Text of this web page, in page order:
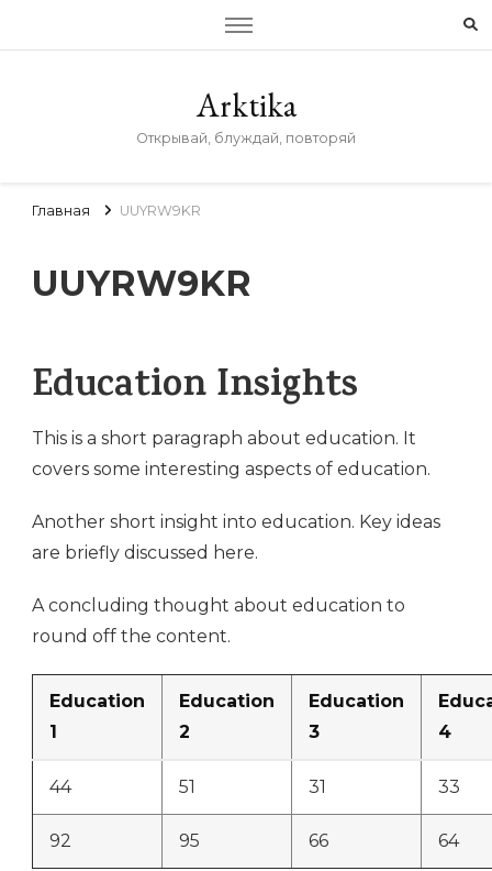
Arktika
Открывай, блуждай, повторяй
Главная UUYRW9KR
UUYRW9KR
Education Insights
This is a short paragraph about education. It
covers some interesting aspects of education.
Another short insight into education. Key ideas
are briefly discussed here.
A concluding thought about education to
round off the content.
Education
1
Education
2
Education
3
4
44 51 31 33
92 95 66 64